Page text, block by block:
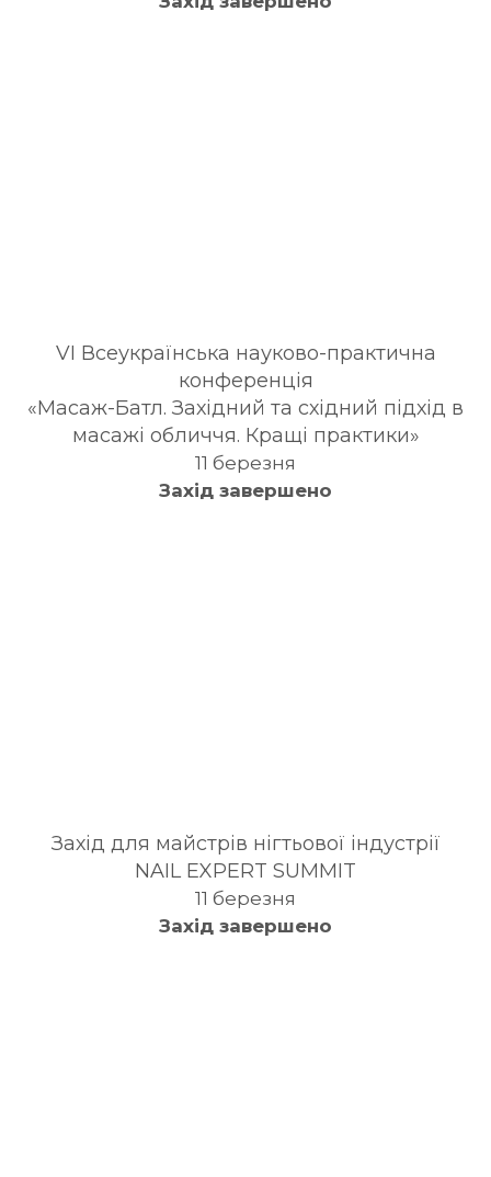
VI Всеукраїнська науково-практична
конференція
«Масаж-Батл. Західний та східний підхід в
масажі обличчя. Кращі практики»
11 березня
Захід завершено
Захід для майстрів нігтьової індустрії
NAIL EXPERT SUMMIT
11 березня
Захід завершено